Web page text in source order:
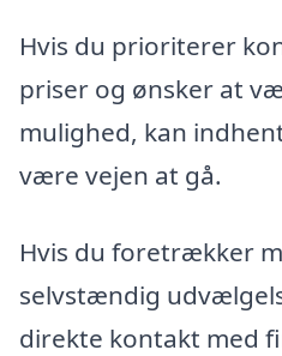
Hvis du prioriterer
priser og ønsker at
mulighed, kan
være vejen at gå.
Hvis du foretrækker
selvstændig
direkte kontakt med